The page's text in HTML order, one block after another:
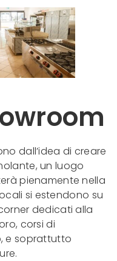
dall’idea di creare
un luogo
pienamente nella
si estendono su
dedicati alla
corsi di
e soprattutto